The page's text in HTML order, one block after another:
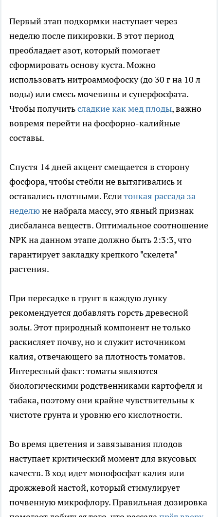
Первый этап подкормки наступает через
неделю после пикировки. В этот период
преобладает азот, который помогает
сформировать основу куста. Можно
использовать нитроаммофоску (до 30 г на 10 л
воды) или смесь мочевины и суперфосфата.
Чтобы получитьсладкие как мед плоды, важно
вовремя перейти на фосфорно-калийные
составы.
Спустя 14 дней акцент смещается в сторону
фосфора, чтобы стебли не вытягивались и
оставались плотными. Еслитонкая рассада за
неделюне набрала массу, это явный признак
дисбаланса веществ. Оптимальное соотношение
NPK на данном этапе должно быть 2:3:3, что
гарантирует закладку крепкого "скелета"
растения.
При пересадке в грунт в каждую лунку
рекомендуется добавлять горсть древесной
золы. Этот природный компонент не только
раскисляет почву, но и служит источником
калия, отвечающего за плотность томатов.
Интересный факт: томаты являются
биологическими родственниками картофеля и
табака, поэтому они крайне чувствительны к
чистоте грунта и уровню его кислотности.
Во время цветения и завязывания плодов
наступает критический момент для вкусовых
качеств. В ход идет монофосфат калия или
дрожжевой настой, который стимулирует
почвенную микрофлору. Правильная дозировка